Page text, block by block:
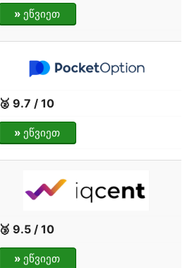
» ეწვიეთ
🥈 9.7 / 10
» ეწვიეთ
🥉 9.5 / 10
» ეწვიეთ